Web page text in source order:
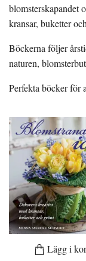
blomsterskapandet
kransar, buketter
Böckerna följer
naturen,
Perfekta böcker för
Lägg i